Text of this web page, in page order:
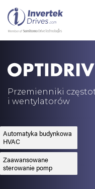
Przemienniki
i wentylatorów
Automatyka budynkowa
HVAC
Zaawansowane
sterowanie pomp